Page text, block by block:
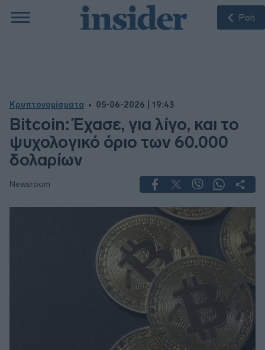
Ροή
Κρυπτονομίσματα 05-06-2026 | 19:43
Bitcoin: Έχασε, για λίγο, και το
ψυχολογικό όριο των 60.000
δολαρίων
Newsroom